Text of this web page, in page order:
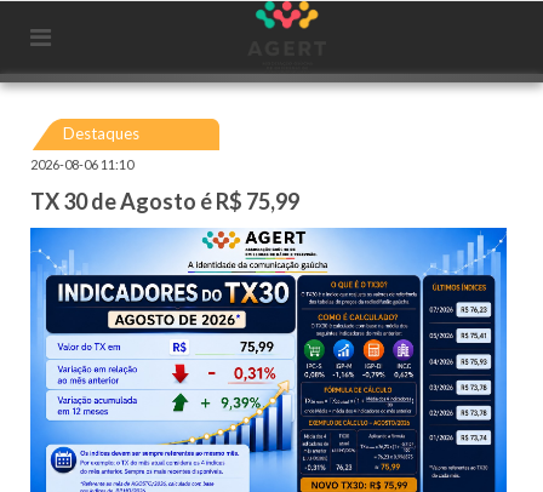
Destaques
2026-08-06 11:10
TX 30 de Agosto é R$ 75,99